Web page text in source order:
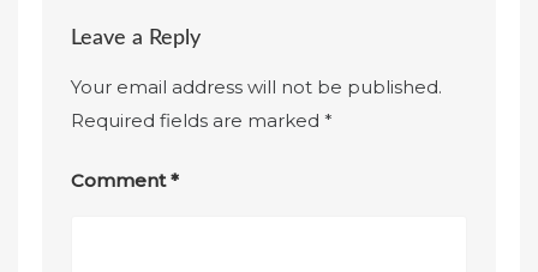
Leave a Reply
Your email address will not be published.
Required fields are marked*
Comment*